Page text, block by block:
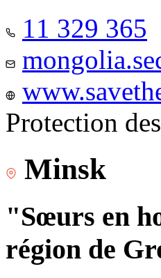
11 329 365
Protection
Minsk
"Sœurs en
région de